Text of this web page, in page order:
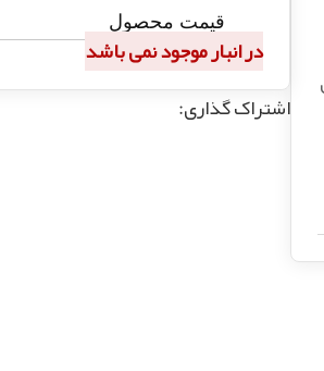
قیمت محصول
در انبار موجود نمی باشد
اشتراک گذاری: